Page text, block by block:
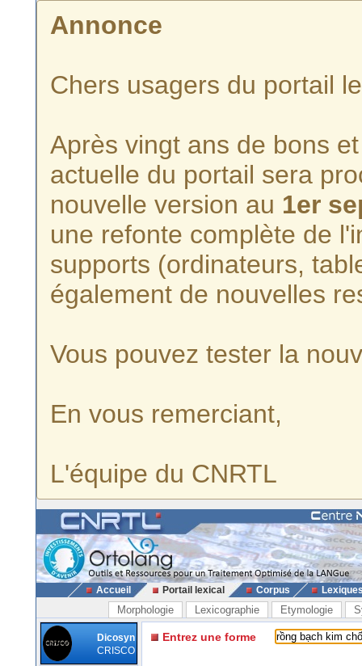
Annonce
Chers usagers du portail
Après vingt ans de bons
actuelle du portail sera
nouvelle version au 1er
une refonte complète de
supports (ordinateurs,
également de nouvelles
Vous pouvez tester la
En vous remerciant,
L'équipe du CNRTL
Accueil Portail lexical Corpus
Morphologie Lexicographie Etymologie
Dicosyn
CRISCO
Entrez une forme